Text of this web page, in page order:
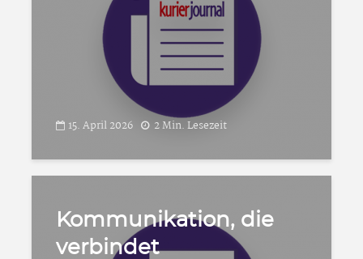
15. April 2026 2 Min. Lesezeit
Kommunikation, die
verbindet